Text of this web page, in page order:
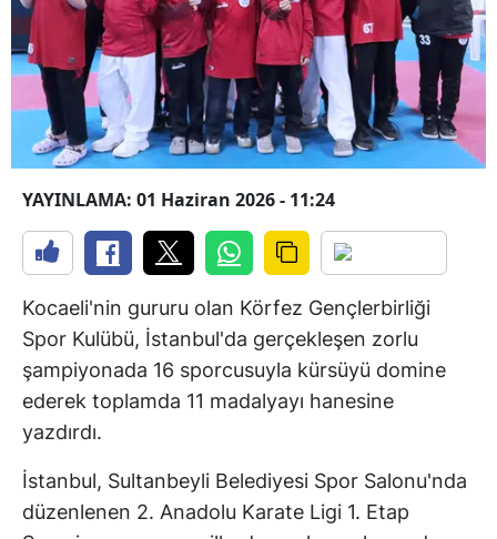
YAYINLAMA: 01 Haziran 2026 - 11:24
Kocaeli'nin gururu olan Körfez Gençlerbirliği
Spor Kulübü, İstanbul'da gerçekleşen zorlu
şampiyonada 16 sporcusuyla kürsüyü domine
ederek toplamda 11 madalyayı hanesine
yazdırdı.
İstanbul, Sultanbeyli Belediyesi Spor Salonu'nda
düzenlenen 2. Anadolu Karate Ligi 1. Etap